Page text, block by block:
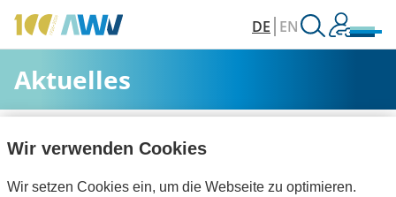
DE EN
Aktuelles
Wir verwenden Cookies
Wir setzen Cookies ein, um die Webseite zu optimieren.